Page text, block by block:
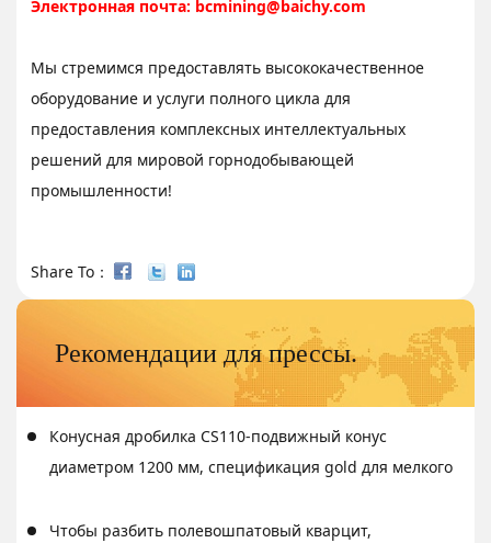
Электронная почта: bcmining@baichy.com
Мы стремимся предоставлять высококачественное
оборудование и услуги полного цикла для
предоставления комплексных интеллектуальных
решений для мировой горнодобывающей
промышленности!
Share To：
Рекомендации для прессы.
Конусная дробилка CS110-подвижный конус
диаметром 1200 мм, спецификация gold для мелкого
Чтобы разбить полевошпатовый кварцит,